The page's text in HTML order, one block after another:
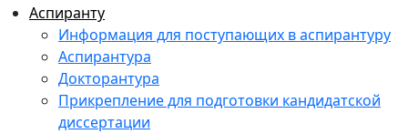
Аспиранту
Информация для поступающих в аспирантуру
Аспирантура
Докторантура
Прикрепление для подготовки кандидатской
диссертации